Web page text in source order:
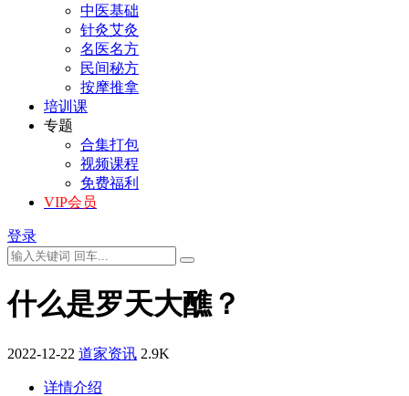
中医基础
针灸艾灸
名医名方
民间秘方
按摩推拿
培训课
专题
合集打包
视频课程
免费福利
VIP会员
登录
什么是罗天大醮？
2022-12-22 道家资讯 2.9K
详情介绍